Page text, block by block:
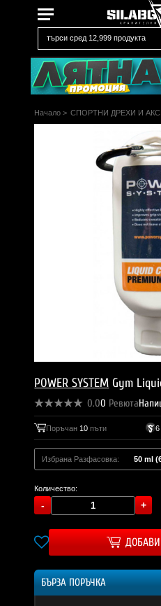
Начало > СПОРТНИ ДРЕХИ И
POWER SYSTEM Gym
0.00 Ревюта
Поръчан 10 пъти 6
Избрана Разфасовка:
Количество:
БЪРЗА ПОРЪЧКА